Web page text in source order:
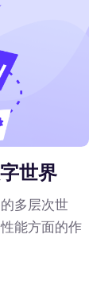
世界
多层次世
能方面的作